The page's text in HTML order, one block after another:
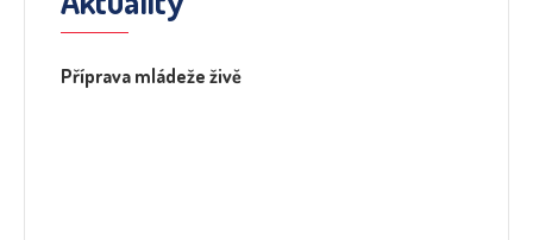
Příprava mládeže živě